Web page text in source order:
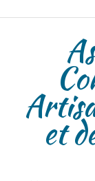
to
et